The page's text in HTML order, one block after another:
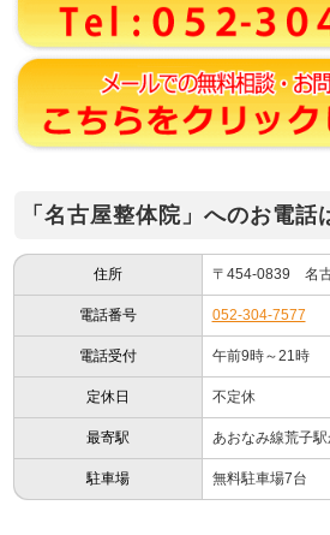
「名古屋整体院」へのお電話
住所 〒454-0839 名
電話番号 052-304-7577
電話受付 午前9時～21時
定休日 不定休
最寄駅 あおなみ線荒子
駐車場 無料駐車場7台